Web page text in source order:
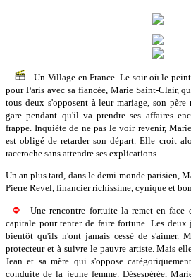
Un Village en France. Le soir où le
pour Paris avec sa fiancée, Marie Saint-Clair,
tous deux s'opposent à leur mariage, son
gare pendant qu'il va prendre ses affaires
frappe. Inquiète de ne pas le voir revenir,
est obligé de retarder son départ. Elle croit
raccroche sans attendre ses explications
Un an plus tard, dans le demi-monde parisien,
Pierre Revel, financier richissime, cynique et
Une rencontre fortuite la remet en face
capitale pour tenter de faire fortune. Les deux
bientôt qu'ils n'ont jamais cessé de s'aimer.
protecteur et à suivre le pauvre artiste. Mais
Jean et sa mère qui s'oppose
conduite de la jeune femme. Désespérée,